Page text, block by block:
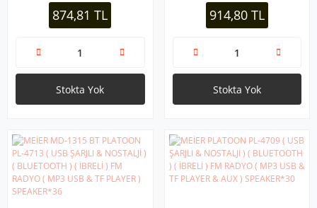
İBRELİ ) FM RADYO ( MP3 USB &
TF PLAYER ) SPEAKER*30
874,81 TL
Stokta Yok
RADYO ( MP3 USB & TF PLAYER )
SPEAKER*24914,80 TL
Stokta Yok